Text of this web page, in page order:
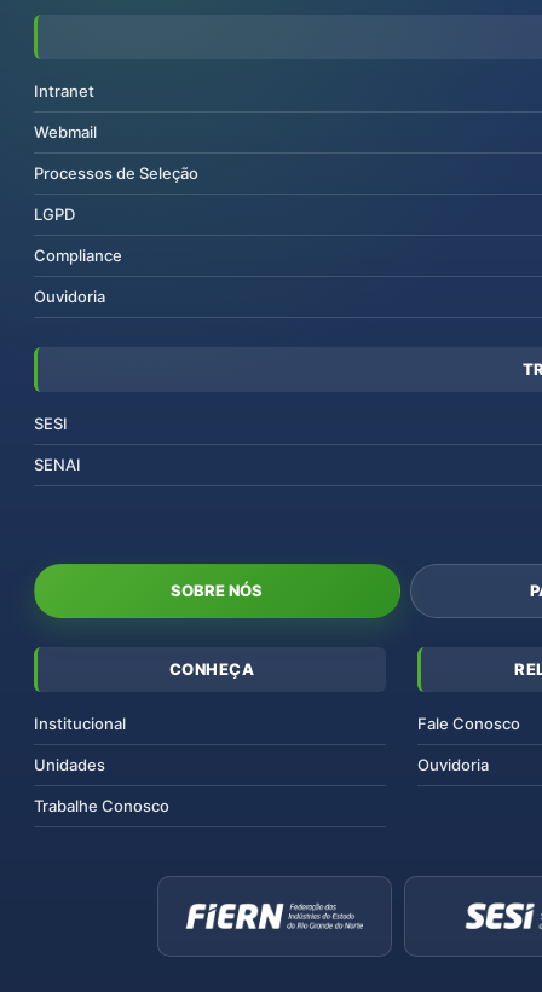
Intranet
Webmail
Processos de Seleção
LGPD
Compliance
Ouvidoria
SESI
SENAI
SOBRE NÓS
CONHEÇA
Institucional
Unidades
Trabalhe Conosco
Fale Conosco
Ouvidoria